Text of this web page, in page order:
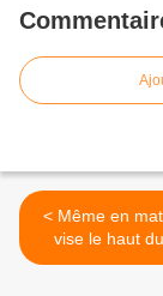
< Même en maternelle on
vise le haut